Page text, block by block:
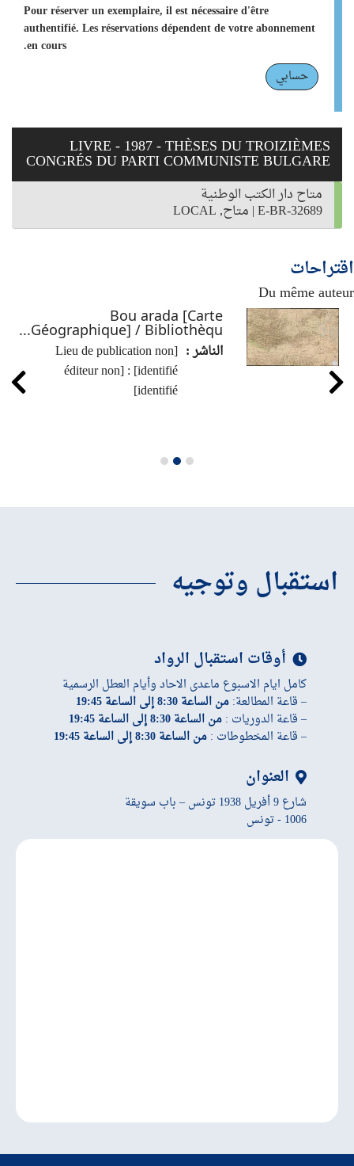
Pour réserver un exemplaire, il est nécessaire d'être
authentifié. Les réservations dépendent de votre abonnement
en cours.
حسابي
LIVRE - 1987 - THÈSES DU TROIZIÈMES
CONGRÉS DU PARTI COMMUNISTE BULGARE
متاح دار الكتب الوطنية
E-BR-32689
| متاح, LOCAL
اقتراحات
Du même auteur
Bou arada [Carte
Géographique] / Bibliothèqu...
الناشر : [Lieu de publication non
identifié] : [éditeur non
identifié]
استقبال وتوجيه
أوقات استقبال الرواد
كامل ايام الاسبوع ماعدى الاحاد وأيام العطل الرسمية
– قاعة المطالعة:من الساعة 8:30 إلى الساعة 19:45
– قاعة الدوريات :من الساعة 8:30 إلى الساعة 19:45
– قاعة المخطوطات :من الساعة 8:30 إلى الساعة 19:45
العنوان
شارع 9 أفريل 1938 تونس – باب سويقة
1006 - تونس